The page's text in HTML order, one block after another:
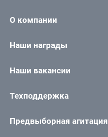
О компании
Наши награды
Наши вакансии
Техподдержка
Предвыборная агитация